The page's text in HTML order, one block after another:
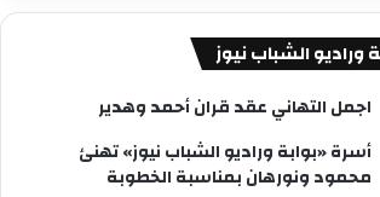
وراديو الشباب نيوز
اجمل التهاني عقد قران أحمد وهدير
أسرة «بوابة وراديو الشباب نيوز» تهنئ
محمود ونورهان بمناسبة الخطوبة